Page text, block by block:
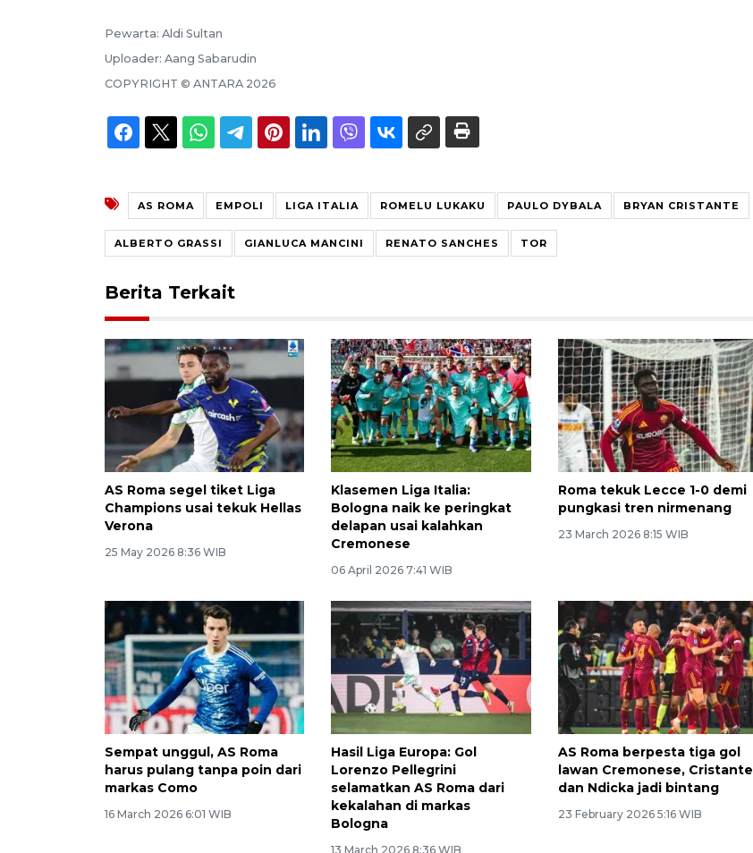
Pewarta: Aldi Sultan
Uploader: Aang Sabarudin
COPYRIGHT © ANTARA 2026
AS ROMA EMPOLI LIGA ITALIA ROMELU LUKAKU PAULO DYBALA BRYAN CRISTANTE
ALBERTO GRASSI GIANLUCA MANCINI RENATO SANCHES TOR
Berita Terkait
AS Roma segel tiket Liga
Champions usai tekuk Hellas
Verona
25 May 2026 8:36 WIB
Klasemen Liga Italia:
Bologna naik ke peringkat
delapan usai kalahkan
Cremonese
06 April 2026 7:41 WIB
Roma tekuk Lecce 1-0 demi
pungkasi tren nirmenang
23 March 2026 8:15 WIB
Sempat unggul, AS Roma
harus pulang tanpa poin dari
markas Como
16 March 2026 6:01 WIB
Hasil Liga Europa: Gol
Lorenzo Pellegrini
selamatkan AS Roma dari
kekalahan di markas
Bologna
13 March 2026 8:36 WIB
AS Roma berpesta tiga gol
lawan Cremonese, Cristante
dan Ndicka jadi bintang
23 February 2026 5:16 WIB
Alokasi anggaran untuk bibit
kopi arabika Gayo